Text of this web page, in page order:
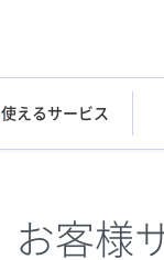
使えるサービス
お客様